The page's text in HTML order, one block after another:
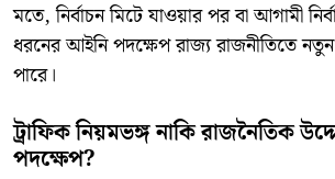
মতে, নির্বাচন মিটে যাওয়ার পর বা আগামী
ধরনের আইনি পদক্ষেপ রাজ্য রাজনীতিতে
পারে।
​ট্রাফিক নিয়মভঙ্গ নাকি রাজনৈতিক
পদক্ষেপ?